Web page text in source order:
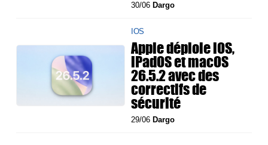
30/06 Dargo
IOS
Apple déploie iOS,
iPadOS et macOS
26.5.2 avec des
correctifs de
sécurité
29/06 Dargo